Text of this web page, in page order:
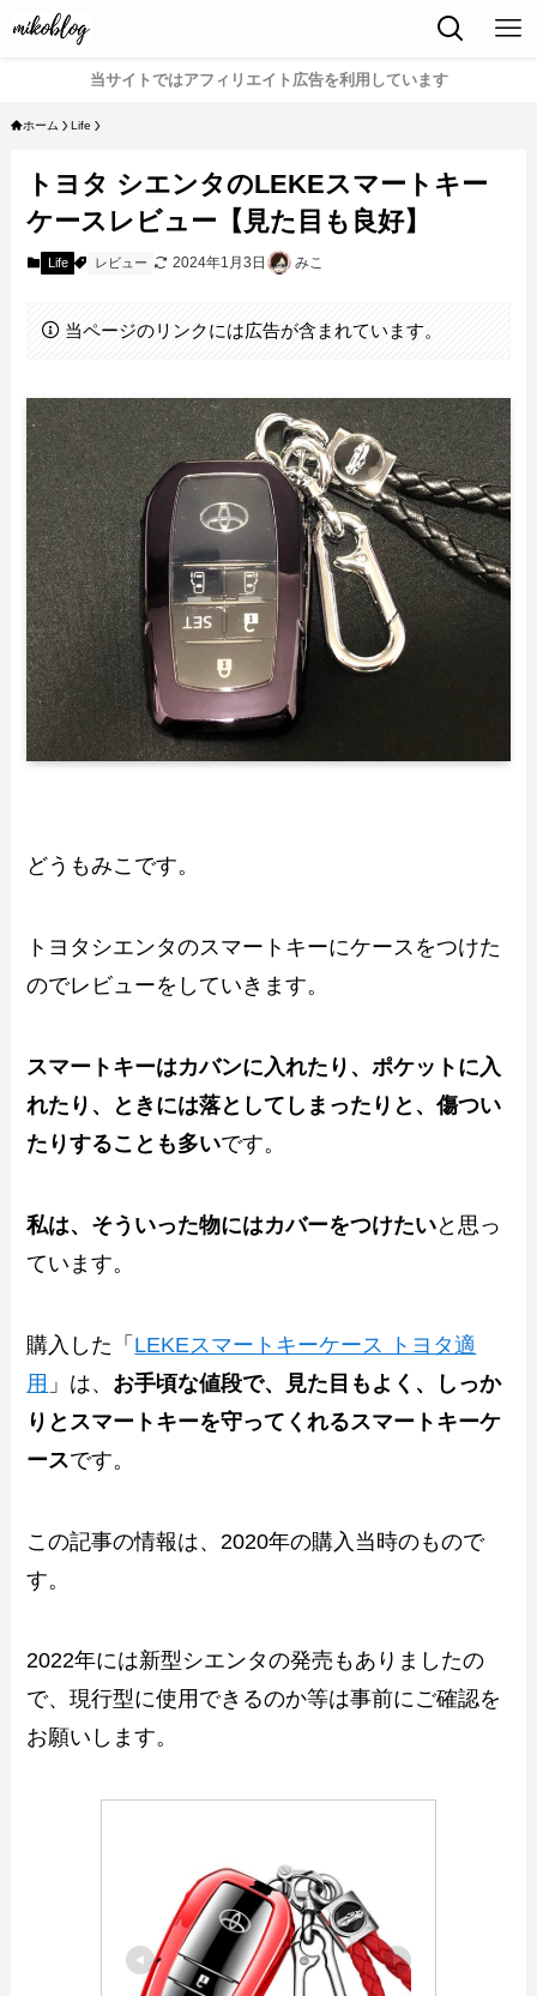
当サイトではアフィリエイト広告を利用しています
ホーム Life
トヨタ シエンタのLEKEスマートキー
ケースレビュー【見た目も良好】
Life レビュー 2024年1月3日 みこ
当ページのリンクには広告が含まれています。
どうもみこです。
トヨタシエンタのスマートキーにケースをつけた
のでレビューをしていきます。
スマートキーはカバンに入れたり、ポケットに入
れたり、ときには落としてしまったりと、傷つい
たりすることも多いです。
私は、そういった物にはカバーをつけたいと思っ
ています。
購入した「 LEKEスマートキーケース トヨタ適
用 」は、 お手頃な値段で、見た目もよく、しっか
りとスマートキーを守ってくれるスマートキーケ
ースです。
この記事の情報は、2020年の購入当時のもので
す。
2022年には新型シエンタの発売もありましたの
で、現行型に使用できるのか等は事前にご確認を
お願いします。